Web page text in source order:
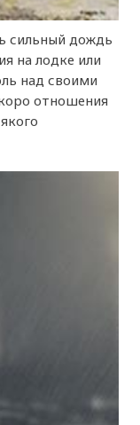
сильный дождь
на лодке или
над своими
отношения